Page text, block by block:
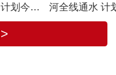
划今年
平陆运
段通水
河全线通水 计
9月建成通航